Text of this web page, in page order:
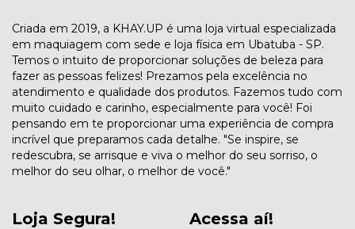
Criada em 2019, a KHAY.UP é uma loja virtual especializada
em maquiagem com sede e loja física em Ubatuba - SP.
Temos o intuito de proporcionar soluções de beleza para
fazer as pessoas felizes! Prezamos pela excelência no
atendimento e qualidade dos produtos. Fazemos tudo com
muito cuidado e carinho, especialmente para você! Foi
pensando em te proporcionar uma experiência de compra
incrível que preparamos cada detalhe. "Se inspire, se
redescubra, se arrisque e viva o melhor do seu sorriso, o
melhor do seu olhar, o melhor de você."
Loja Segura! Acessa aí!